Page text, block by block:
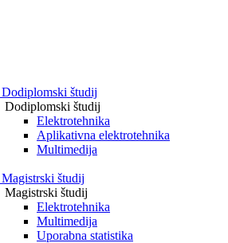
Dodiplomski študij
Dodiplomski študij
Elektrotehnika
Aplikativna elektrotehnika
Multimedija
Magistrski študij
Magistrski študij
Elektrotehnika
Multimedija
Uporabna statistika